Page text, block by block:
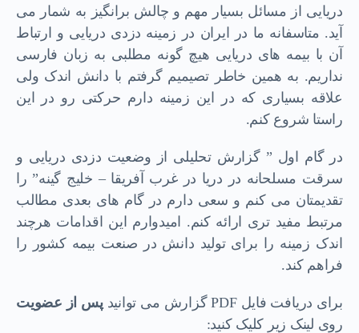
دریایی از مسائل بسیار مهم و چالش برانگیز به شمار می
آید. متاسفانه ما در ایران در زمینه دزدی دریایی و ارتباط
آن با بیمه های دریایی هیچ گونه مطلبی به زبان فارسی
نداریم. به همین خاطر تصیمیم گرفتم با دانش اندک ولی
علاقه بسیاری که در این زمینه دارم حرکتی رو در این
راستا شروع کنم.
در گام اول ” گزارش تحلیلی از وضعیت دزدی دریایی و
سرقت مسلحانه در دریا در غرب آفریقا – خلیج گینه” را
تقدیمتان می کنم و سعی دارم در گام های بعدی مطالب
مرتبط مفید تری ارائه کنم. امیدوارم این اقدامات هرچند
اندک زمینه را برای تولید دانش در صنعت بیمه کشور را
فراهم کند.
برای دریافت فایل PDF گزارش می توانید
پس از عضويت
روی لینک زیر کلیک کنید: